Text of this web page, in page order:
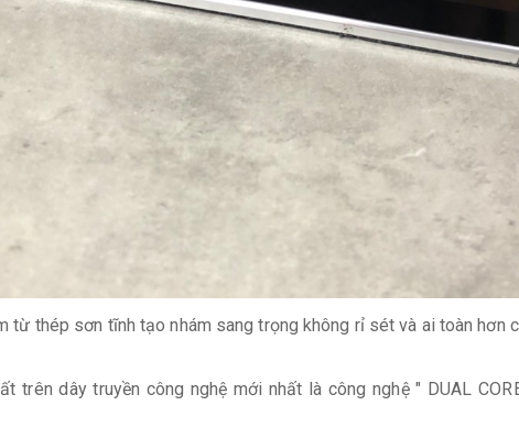
thép sơn tĩnh tạo nhám sang trọng không rỉ sét và ai toàn hơn
trên dây truyền công nghệ mới nhất là công nghệ " DUAL